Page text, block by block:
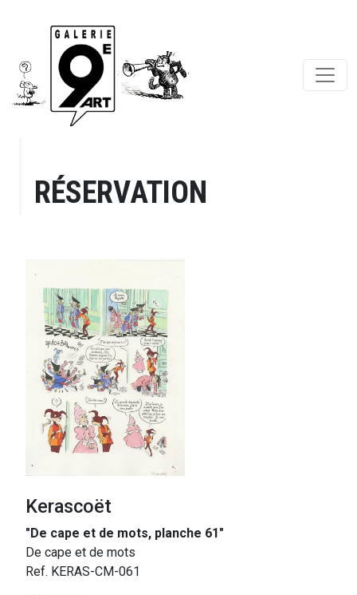
RÉSERVATION
Kerascoët
"De cape et de mots, planche 61"
De cape et de mots
Ref. KERAS-CM-061